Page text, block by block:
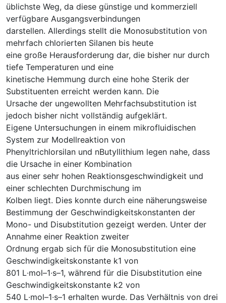
üblichste Weg, da diese günstige und kommerziell
verfügbare Ausgangsverbindungen
darstellen. Allerdings stellt die Monosubstitution von
mehrfach chlorierten Silanen bis heute
eine große Herausforderung dar, die bisher nur durch
tiefe Temperaturen und eine
kinetische Hemmung durch eine hohe Sterik der
Substituenten erreicht werden kann. Die
Ursache der ungewollten Mehrfachsubstitution ist
jedoch bisher nicht vollständig aufgeklärt.
Eigene Untersuchungen in einem mikrofluidischen
System zur Modellreaktion von
Phenyltrichlorsilan und nButyllithium legen nahe, dass
die Ursache in einer Kombination
aus einer sehr hohen Reaktionsgeschwindigkeit und
einer schlechten Durchmischung im
Kolben liegt. Dies konnte durch eine näherungsweise
Bestimmung der Geschwindigkeitskonstanten der
Mono- und Disubstitution gezeigt werden. Unter der
Annahme einer Reaktion zweiter
Ordnung ergab sich für die Monosubstitution eine
Geschwindigkeitskonstante k1 von
801 L∙mol–1∙s–1, während für die Disubstitution eine
Geschwindigkeitskonstante k2 von
540 L∙mol–1∙s–1 erhalten wurde. Das Verhältnis von drei